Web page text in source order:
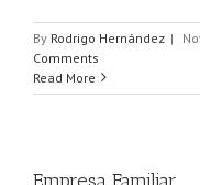
By Rodrigo Hernández |
Comments
Read More